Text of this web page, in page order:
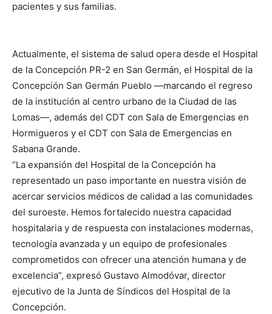
pacientes y sus familias.
Actualmente, el sistema de salud opera desde el Hospital
de la Concepción PR-2 en San Germán, el Hospital de la
Concepción San Germán Pueblo —marcando el regreso
de la institución al centro urbano de la Ciudad de las
Lomas—, además del CDT con Sala de Emergencias en
Hormigueros y el CDT con Sala de Emergencias en
Sabana Grande.
“La expansión del Hospital de la Concepción ha
representado un paso importante en nuestra visión de
acercar servicios médicos de calidad a las comunidades
del suroeste. Hemos fortalecido nuestra capacidad
hospitalaria y de respuesta con instalaciones modernas,
tecnología avanzada y un equipo de profesionales
comprometidos con ofrecer una atención humana y de
excelencia”, expresó Gustavo Almodóvar, director
ejecutivo de la Junta de Síndicos del Hospital de la
Concepción.